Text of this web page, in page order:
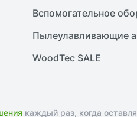
Вспомогательное
Пылеулавливающие
WoodTec SALE
каждый раз, когда